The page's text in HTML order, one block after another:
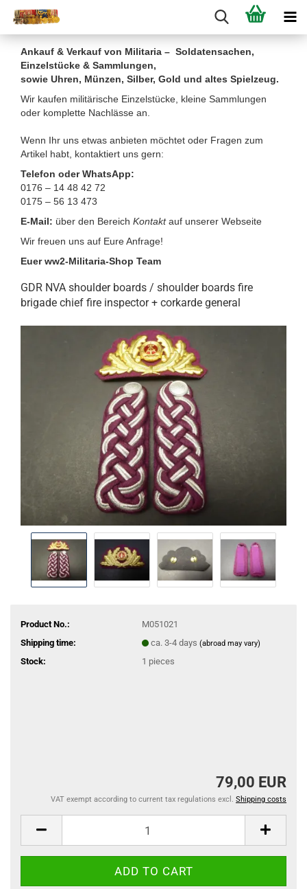
Ankauf & Verkauf von Militaria – Soldatensachen,
Einzelstücke & Sammlungen,
sowie Uhren, Münzen, Silber, Gold und altes Spielzeug.
Wir kaufen militärische Einzelstücke, kleine Sammlungen
oder komplette Nachlässe an.
Wenn Ihr uns etwas anbieten möchtet oder Fragen zum
Artikel habt, kontaktiert uns gern:
Telefon oder WhatsApp:
0176 – 14 48 42 72
0175 – 56 13 473
E-Mail: über den Bereich Kontakt auf unserer Webseite
Wir freuen uns auf Eure Anfrage!
Euer ww2-Militaria-Shop Team
GDR NVA shoulder boards / shoulder boards fire
brigade chief fire inspector + corkarde general
Product No.:
M051021
Shipping time:
ca. 3-4 days (abroad may vary)
Stock: 1 pieces
79,00 EUR
VAT exempt according to current tax regulations excl. Shipping costs